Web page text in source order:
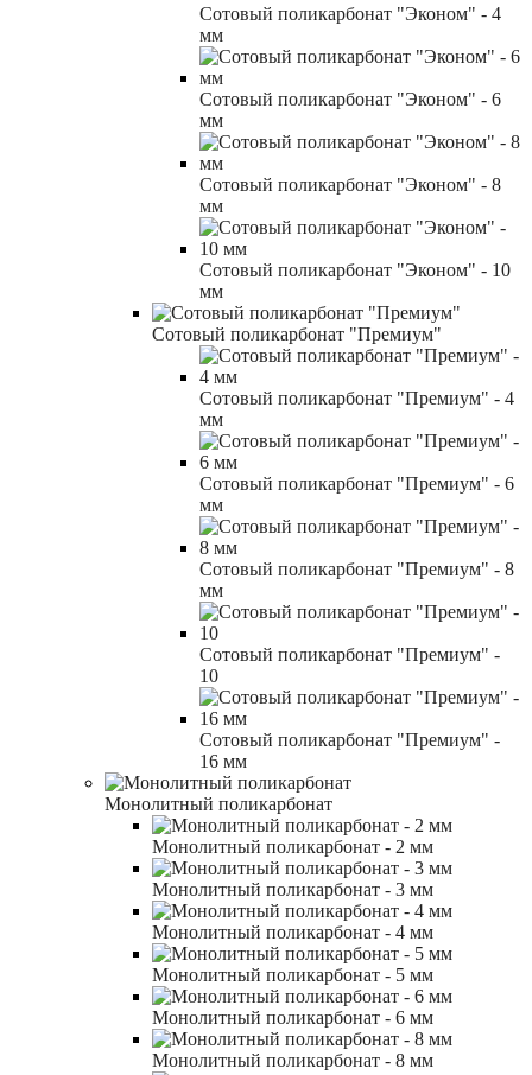
Сотовый поликарбонат "Эконом" - 4
мм
Сотовый поликарбонат "Эконом" - 6
мм
Сотовый поликарбонат "Эконом" - 8
мм
Сотовый поликарбонат "Эконом" - 10
мм
Сотовый поликарбонат "Премиум"
Сотовый поликарбонат "Премиум" - 4
мм
Сотовый поликарбонат "Премиум" - 6
мм
Сотовый поликарбонат "Премиум" - 8
мм
Сотовый поликарбонат "Премиум" -
10
Сотовый поликарбонат "Премиум" -
16 мм
Монолитный поликарбонат
Монолитный поликарбонат - 2 мм
Монолитный поликарбонат - 3 мм
Монолитный поликарбонат - 4 мм
Монолитный поликарбонат - 5 мм
Монолитный поликарбонат - 6 мм
Монолитный поликарбонат - 8 мм